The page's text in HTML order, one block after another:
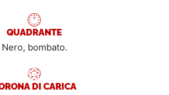
QUADRANTE
Nero, bombato.
DI CARICA